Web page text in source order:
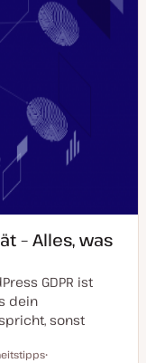
– Alles, was
GDPR ist
dein
sonst